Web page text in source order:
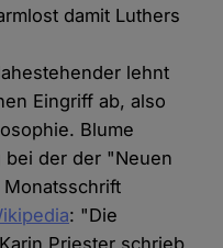
damit Luthers
lehnt
Eingriff ab, also
Blume
der der "Neuen
: "Die